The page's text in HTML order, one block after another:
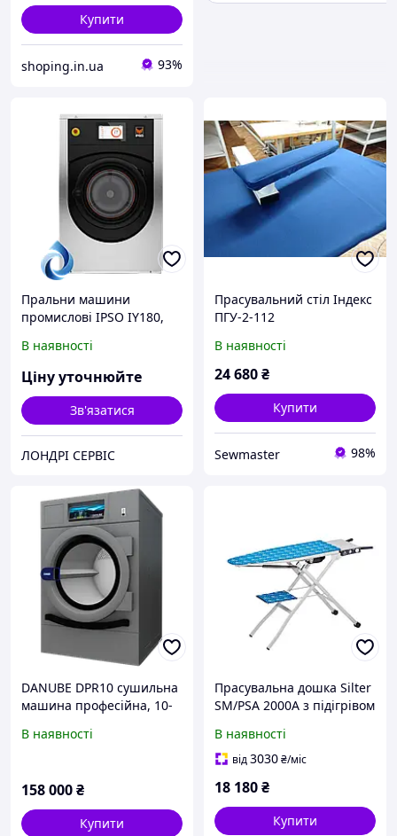
Купити
shoping.in.ua 93%
Пральни машини
промислові IPSO IY180,
В наявності
Ціну уточнюйте
Зв'язатися
ЛОНДРІ СЕРВІС
Прасувальний стіл Індекс
ПГУ-2-112
В наявності
24 680₴
Купити
Sewmaster 98%
DANUBE DPR10 сушильна
машина професійна, 10-
В наявності
158 000₴
Купити
Прасувальна дошка Silter
SM/PSA 2000A з підігрівом
В наявності
від3030₴/міс
18 180₴
Купити